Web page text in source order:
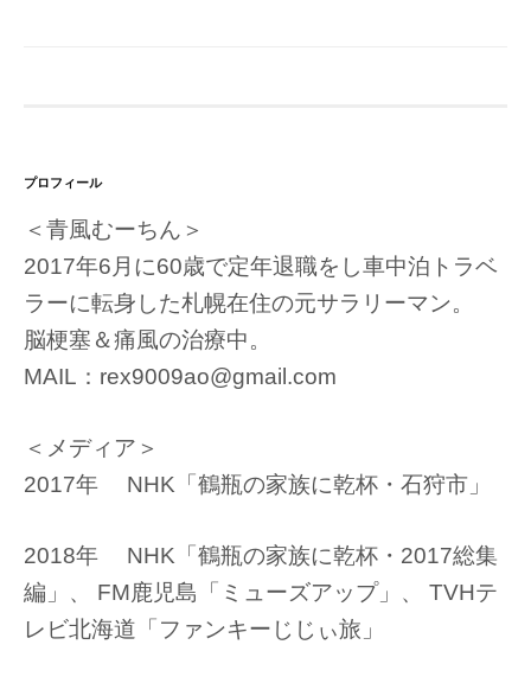
プロフィール
＜青風むーちん＞
2017年6月に60歳で定年退職をし車中泊トラベ
ラーに転身した札幌在住の元サラリーマン。
脳梗塞＆痛風の治療中。
MAIL：rex9009ao@gmail.com
＜メディア＞
2017年 NHK「鶴瓶の家族に乾杯・石狩市」
2018年 NHK「鶴瓶の家族に乾杯・2017総集
編」、 FM鹿児島「ミューズアップ」、 TVHテ
レビ北海道「ファンキーじじぃ旅」